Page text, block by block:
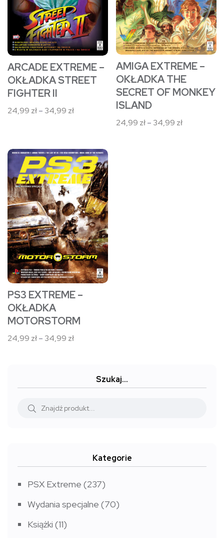
Opcje
można
wybrać
na
stronie
produktu
ARCADE EXTREME –
OKŁADKA STREET
FIGHTER II
24,99 zł– 34,99 złZakres
do
34,99 zł
Opcje
można
wybrać
na
stronie
produktu
AMIGA EXTREME –
OKŁADKA THE
SECRET OF MONKEY
ISLAND
24,99 zł– 34,99 złZakres
Ten
produkt
ma
wiele
wariantów.
Opcje
można
wybrać
na
stronie
produktu
PS3 EXTREME –
OKŁADKA
MOTORSTORM
24,99 zł– 34,99 złZakres
24,99 zł
do
Szukaj…
Kategorie
PSX Extreme (237)
Wydania specjalne (70)
Książki (11)